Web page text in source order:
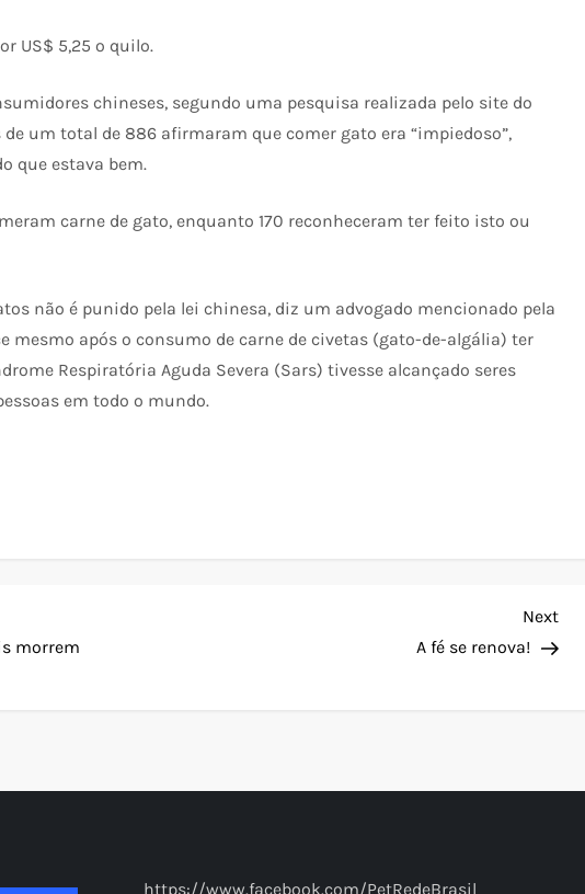
US$ 5,25 o quilo.
chineses, segundo uma pesquisa realizada pelo site do
de um total de 886 afirmaram que comer gato era “impiedoso”,
que estava bem.
carne de gato, enquanto 170 reconheceram ter feito isto ou
não é punido pela lei chinesa, diz um advogado mencionado pela
mesmo após o consumo de carne de civetas (gato-de-algália) ter
Respiratória Aguda Severa (Sars) tivesse alcançado seres
em todo o mundo.
morrem
Next
Post
Next
A fé se renova!
https://www.facebook.com/PetRedeBrasil